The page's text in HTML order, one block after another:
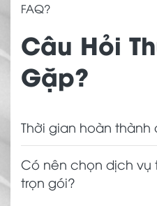
FAQ?
Câu Hỏi
Gặp?
Thời gian hoàn thành
Có nên chọn dịch vụ
trọn gói?